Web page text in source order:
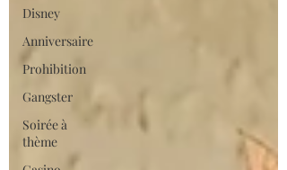
Disney
Anniversaire
Prohibition
Gangster
Soirée à
thème